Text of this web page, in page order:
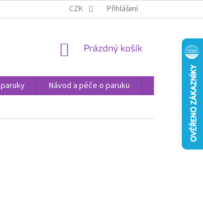
OBCHODNÍ PODMÍNKY PODMÍNKY
CZK Přihlášení
NÁKUPNÍ
Prázdný košík
Návod a péče o paruku
Příspěvek